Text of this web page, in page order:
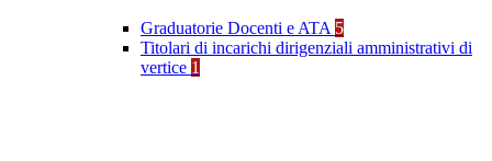
Graduatorie Docenti e ATA 5
Titolari di incarichi dirigenziali amministrativi di
vertice 1